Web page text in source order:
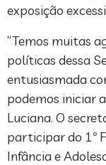
exposição
“Temos muitas
políticas dessa
entusiasmada
podemos iniciar
Luciana. O
participar do 1º
Infância e